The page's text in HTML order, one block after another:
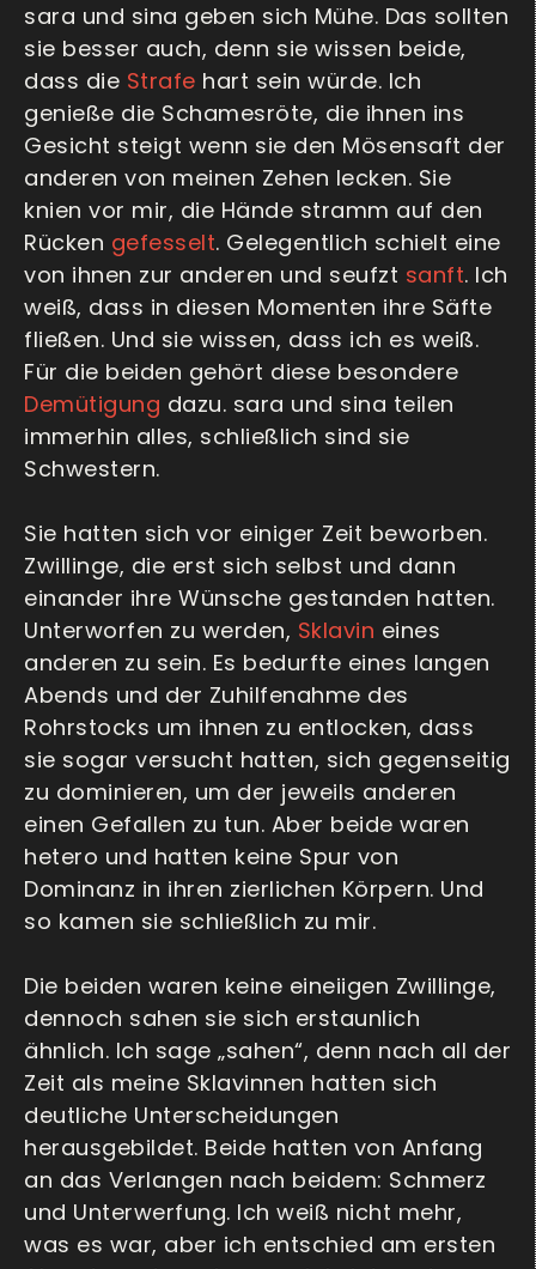
sara und sina geben sich Mühe. Das sollten
sie besser auch, denn sie wissen beide,
dass die Strafe hart sein würde. Ich
genieße die Schamesröte, die ihnen ins
Gesicht steigt wenn sie den Mösensaft der
anderen von meinen Zehen lecken. Sie
knien vor mir, die Hände stramm auf den
Rücken gefesselt. Gelegentlich schielt eine
von ihnen zur anderen und seufzt sanft. Ich
weiß, dass in diesen Momenten ihre Säfte
fließen. Und sie wissen, dass ich es weiß.
Für die beiden gehört diese besondere
Demütigung dazu. sara und sina teilen
immerhin alles, schließlich sind sie
Schwestern.
Sie hatten sich vor einiger Zeit beworben.
Zwillinge, die erst sich selbst und dann
einander ihre Wünsche gestanden hatten.
Unterworfen zu werden, Sklavin eines
anderen zu sein. Es bedurfte eines langen
Abends und der Zuhilfenahme des
Rohrstocks um ihnen zu entlocken, dass
sie sogar versucht hatten, sich gegenseitig
zu dominieren, um der jeweils anderen
einen Gefallen zu tun. Aber beide waren
hetero und hatten keine Spur von
Dominanz in ihren zierlichen Körpern. Und
so kamen sie schließlich zu mir.
Die beiden waren keine eineiigen Zwillinge,
dennoch sahen sie sich erstaunlich
ähnlich. Ich sage „sahen“, denn nach all der
Zeit als meine Sklavinnen hatten sich
deutliche Unterscheidungen
herausgebildet. Beide hatten von Anfang
an das Verlangen nach beidem: Schmerz
und Unterwerfung. Ich weiß nicht mehr,
was es war, aber ich entschied am ersten